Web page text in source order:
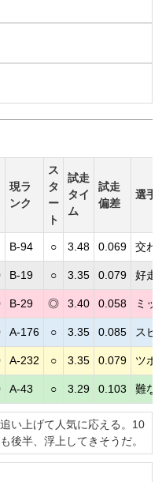
現ラ
ンク
ス
タ
ー
ト
試走
タイ
ム
試走
偏差
選手
B-94 ○ 3.48 0.069 交わ
B-19 ○ 3.35 0.079 好走
B-29 ◎ 3.40 0.058 ミッ
A-176 ○ 3.35 0.085 スピ
A-232 ○ 3.35 0.079 ツボ
A-43 ○ 3.29 0.103 難な
い上げて人気に応える。10
後半、浮上してきそうだ。